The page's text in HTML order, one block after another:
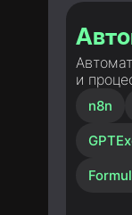
и
n8n